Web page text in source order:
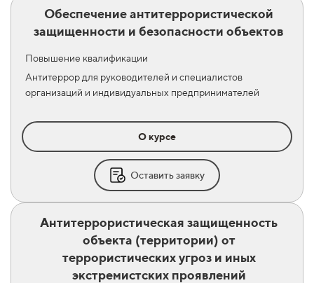
Обеспечение антитеррористической
защищенности и безопасности объектов
Повышение квалификации
Антитеррор для руководителей и специалистов
организаций и индивидуальных предпринимателей
О курсе
Оставить заявку
Антитеррористическая защищенность
объекта (территории) от
террористических угроз и иных
экстремистских проявлений